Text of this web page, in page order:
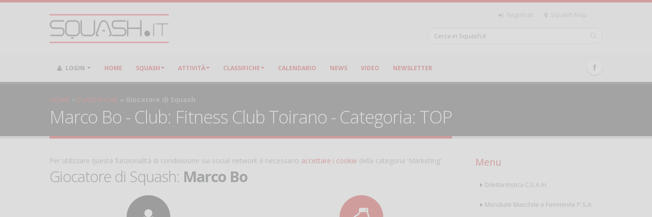
Registrati Squash Map
LOGIN HOME SQUASH ATTIVITÀ CLASSIFICHE CALENDARIO NEWS VIDEO NEWSLETTER
HOME CLASSIFICHE Giocatore di Squash
Marco Bo - Club: Fitness Club Toirano - Categoria: TOP
Per utilizzare questa funzionalità di condivisione sui social network è necessario accettare i cookie della categoria 'Marketing'
Giocatore di Squash: Marco Bo
Menu
Dilettantistica C.S.A.In.
Mondiale Maschile e Femminile P.S.A.